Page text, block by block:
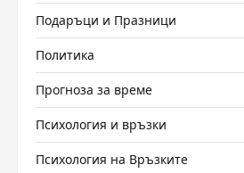
Подаръци и Празници
Политика
Прогноза за време
Психология и връзки
Психология на Връзките